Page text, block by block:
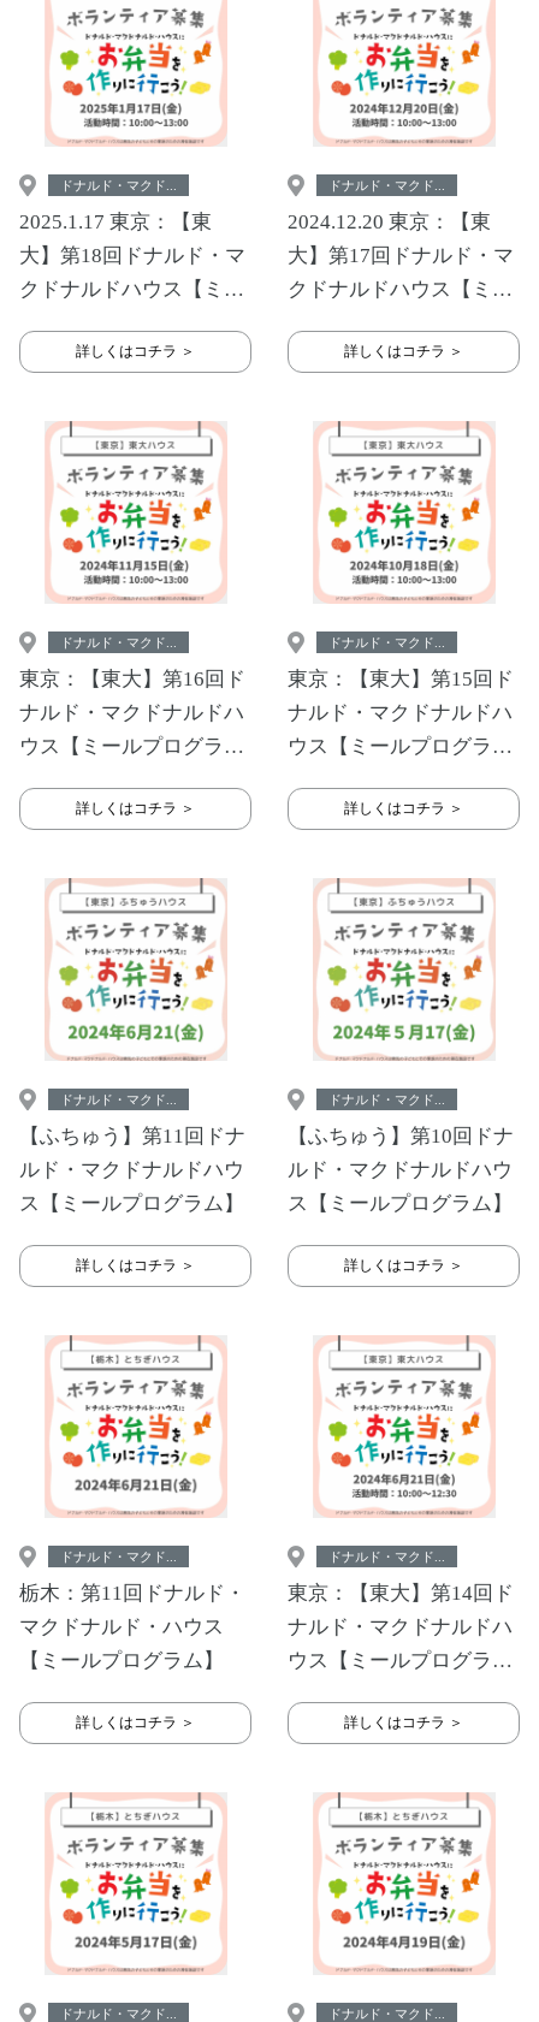
ドナルド・マクド...
2025.1.17 東京：【東
大】第18回ドナルド・マ
クドナルドハウス【ミー
詳しくはコチラ ＞
ドナルド・マクド...
2024.12.20 東京：【東
大】第17回ドナルド・マ
クドナルドハウス【ミー
詳しくはコチラ ＞
ドナルド・マクド...
東京：【東大】第16回ド
ナルド・マクドナルドハ
ウス【ミールプログラ
詳しくはコチラ ＞
ドナルド・マクド...
東京：【東大】第15回ド
ナルド・マクドナルドハ
ウス【ミールプログラ
詳しくはコチラ ＞
ドナルド・マクド...
【ふちゅう】第11回ドナ
ルド・マクドナルドハウ
ス【ミールプログラム】
詳しくはコチラ ＞
ドナルド・マクド...
【ふちゅう】第10回ドナ
ルド・マクドナルドハウ
ス【ミールプログラム】
詳しくはコチラ ＞
ドナルド・マクド...
栃木：第11回ドナルド・
マクドナルド・ハウス
【ミールプログラム】
詳しくはコチラ ＞
ドナルド・マクド...
東京：【東大】第14回ド
ナルド・マクドナルドハ
ウス【ミールプログラ
詳しくはコチラ ＞
ドナルド・マクド... ドナルド・マクド...